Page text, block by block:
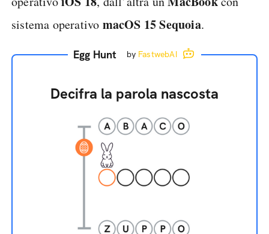
sistema operativo macOS 15 Sequoia.
Egg Hunt by FastwebAI
Decifra la parola nascosta